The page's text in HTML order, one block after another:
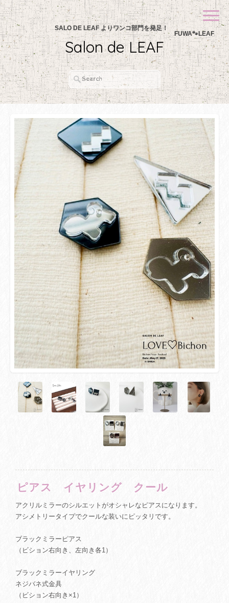
SALO DE LEAF よりワンコ部門を発足！
FUWA🐾LEAF
Salon de LEAF
ピアス イヤリング クール
アクリルミラーのシルエットがオシャレなピアスになります。
アシメトリータイプでクールな装いにピッタリです。
ブラックミラーピアス
（ビション右向き、左向き各1）
ブラックミラーイヤリング
ネジバネ式金具
（ビション右向き×1）